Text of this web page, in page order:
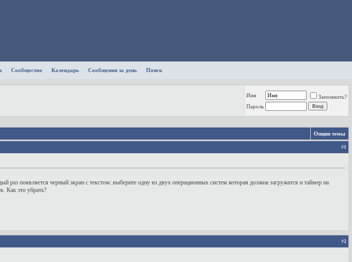
Сообщество Календарь Сообщения за день Поиск
Имя
Запомнить?
Пароль
Опции темы
#1
появляется черный экран с текстом: выберите одну из двух операционных систем которая должна загружатся и таймер на
Как это убрать?
#2